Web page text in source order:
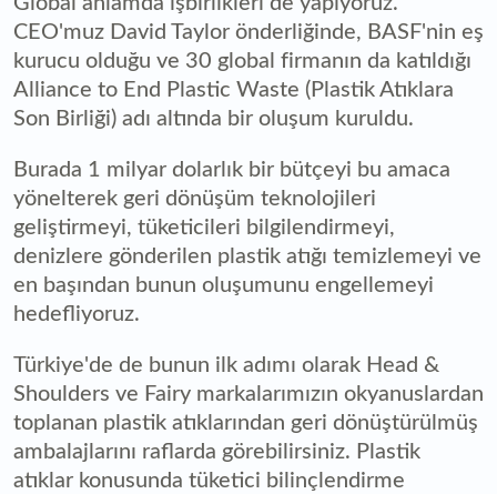
CEO'muz David Taylor önderliğinde, BASF'nin eş
kurucu olduğu ve 30 global firmanın da katıldığı
Alliance to End Plastic Waste (Plastik Atıklara
Son Birliği) adı altında bir oluşum kuruldu.
Burada 1 milyar dolarlık bir bütçeyi bu amaca
yönelterek geri dönüşüm teknolojileri
geliştirmeyi, tüketicileri bilgilendirmeyi,
denizlere gönderilen plastik atığı temizlemeyi ve
en başından bunun oluşumunu engellemeyi
hedefliyoruz.
Türkiye'de de bunun ilk adımı olarak Head &
Shoulders ve Fairy markalarımızın okyanuslardan
toplanan plastik atıklarından geri dönüştürülmüş
ambalajlarını raflarda görebilirsiniz. Plastik
atıklar konusunda tüketici bilinçlendirme